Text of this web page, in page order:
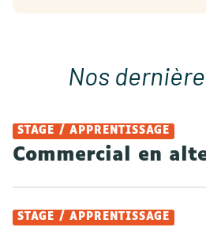
Nos
STAGE / APPRENTISSAGE
Commercial en
STAGE / APPRENTISSAGE